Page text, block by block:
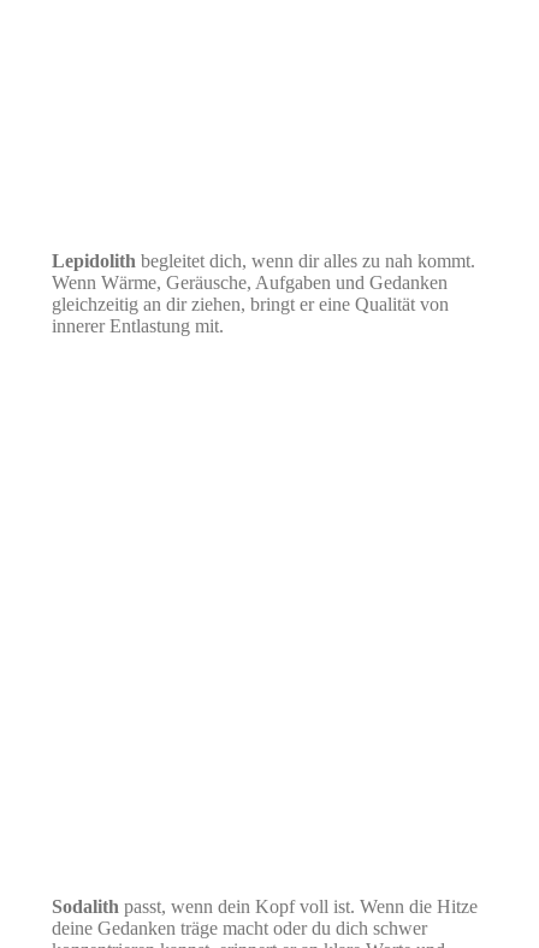
Lepidolith begleitet dich, wenn dir alles zu nah kommt.
Wenn Wärme, Geräusche, Aufgaben und Gedanken
gleichzeitig an dir ziehen, bringt er eine Qualität von
innerer Entlastung mit.
Sodalith passt, wenn dein Kopf voll ist. Wenn die Hitze
deine Gedanken träge macht oder du dich schwer